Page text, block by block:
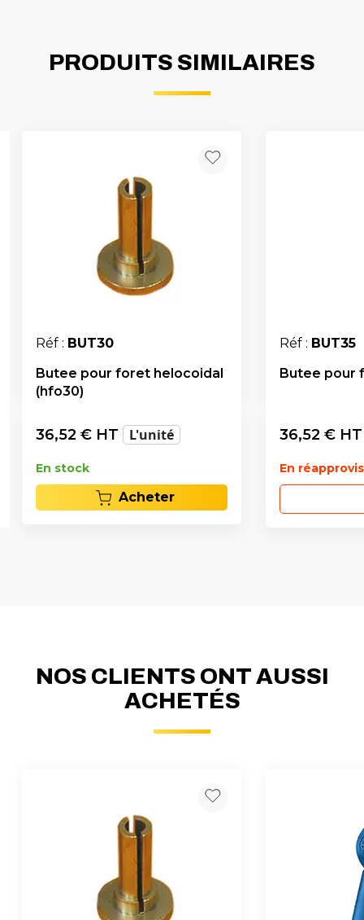
PRODUITS SIMILAIRES
Réf : BUT30
Butee pour foret helocoidal
(hfo30)
36,52 € HT L'unité
En stock
Acheter
Réf : BUT35
Butee pour
36,52 €
En
NOS CLIENTS ONT AUSSI
ACHETÉS